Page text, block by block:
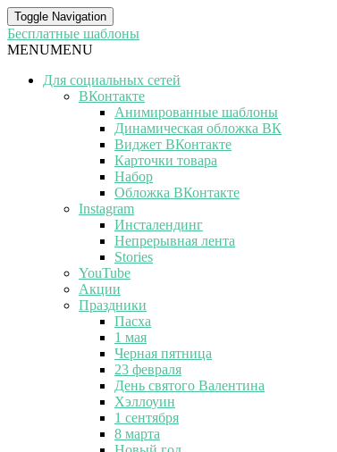
Toggle Navigation
Бесплатные шаблоны
MENUMENU
Для социальных сетей
ВКонтакте
Анимированные шаблоны
Динамическая обложка ВК
Виджет ВКонтакте
Карточки товара
Набор
Обложка ВКонтакте
Instagram
Инсталендинг
Непрерывная лента
Stories
YouTube
Акции
Праздники
Пасха
1 мая
Черная пятница
23 февраля
День святого Валентина
Хэллоуин
1 сентября
8 марта